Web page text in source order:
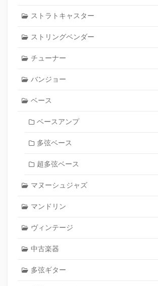
ストラトキャスター
ストリングベンダー
チューナー
バンジョー
ベース
ベースアンプ
多弦ベース
超多弦ベース
マヌーシュジャズ
マンドリン
ヴィンテージ
中古楽器
多弦ギター